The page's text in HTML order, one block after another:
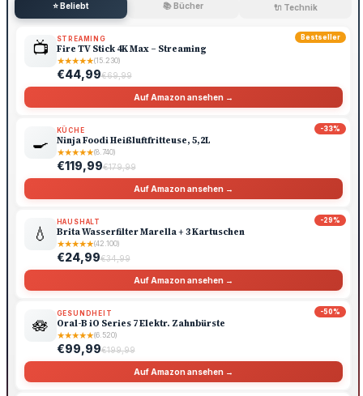
⭐ Beliebt 📚 Bücher 🔌 Technik
Bestseller
📺 STREAMING
Fire TV Stick 4K Max – Streaming
★★★★★(15.230)
€44,99€69,99
Auf Amazon ansehen →
-33%
🍳
KÜCHE
Ninja Foodi Heißluftfritteuse, 5,2L
★★★★★(8.740)
€119,99€179,99
Auf Amazon ansehen →
-29%
💧
HAUSHALT
Brita Wasserfilter Marella + 3 Kartuschen
★★★★★(42.100)
€24,99€34,99
Auf Amazon ansehen →
-50%
🪷
GESUNDHEIT
Oral-B iO Series 7 Elektr. Zahnbürste
★★★★★(6.520)
€99,99€199,99
Auf Amazon ansehen →